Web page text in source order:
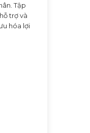
Tập
trợ và
hóa lợi